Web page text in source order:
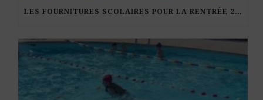
LES FOURNITURES SCOLAIRES POUR LA RENTRÉE 2026-27